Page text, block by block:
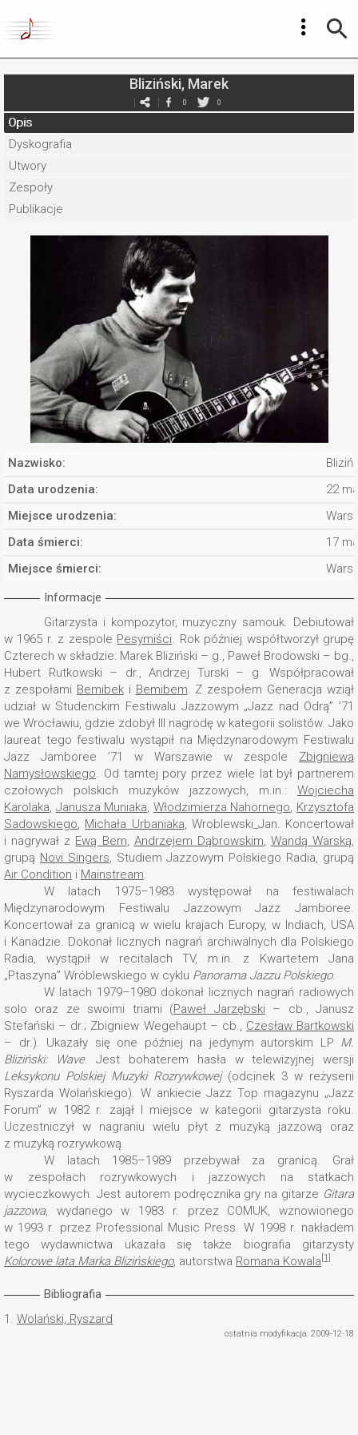
Bliziński, Marek
0 0
Opis
Dyskografia
Utwory
Zespoły
Publikacje
Nazwisko:
Data urodzenia:
22
Miejsce urodzenia:
Data śmierci:
17
Miejsce śmierci:
Informacje
Gitarzysta i kompozytor, muzyczny samouk. Debiutował
w 1965 r. z zespole Pesymiści. Rok później współtworzył grupę
Czterech w składzie: Marek Bliziński – g., Paweł Brodowski – bg.,
Hubert Rutkowski – dr., Andrzej Turski – g. Współpracował
z zespołami Bemibeki Bemibem. Z zespołem Generacja wziął
udział w Studenckim Festiwalu Jazzowym „Jazz nad Odrą” ’71
we Wrocławiu, gdzie zdobył III nagrodę w kategorii solistów. Jako
laureat tego festiwalu wystąpił na Międzynarodowym Festiwalu
Jazz Jamboree ’71 w Warszawie w zespole Zbigniewa
Namysłowskiego. Od tamtej pory przez wiele lat był partnerem
czołowych polskich muzyków jazzowych, m.in.: Wojciecha
Karolaka, Janusza Muniaka, Włodzimierza Nahornego, Krzysztofa
Sadowskiego, Michała Urbaniaka, Wroblewski_Jan. Koncertował
i nagrywał z Ewą Bem, Andrzejem Dąbrowskim, Wandą Warską,
grupą Novi Singers, Studiem Jazzowym Polskiego Radia, grupą
Air Condition i Mainstream.
W latach 1975–1983 występował na festiwalach
Międzynarodowym Festiwalu Jazzowym Jazz Jamboree.
Koncertował za granicą w wielu krajach Europy, w Indiach, USA
i Kanadzie. Dokonał licznych nagrań archiwalnych dla Polskiego
Radia, wystąpił w recitalach TV, m.in. z Kwartetem Jana
„Ptaszyna” Wróblewskiego w cyklu Panorama Jazzu Polskiego.
W latach 1979–1980 dokonał licznych nagrań radiowych
solo oraz ze swoimi triami (Paweł Jarzębski – cb., Janusz
Stefański – dr.; Zbigniew Wegehaupt – cb., Czesław Bartkowski
– dr.). Ukazały się one później na jedynym autorskim LP M.
Bliziński: Wave. Jest bohaterem hasła w telewizyjnej wersji
Leksykonu Polskiej Muzyki Rozrywkowej(odcinek 3 w reżyserii
Ryszarda Wolańskiego). W ankiecie Jazz Top magazynu „Jazz
Forum” w 1982 r. zajął I miejsce w kategorii gitarzysta roku.
Uczestniczył w nagraniu wielu płyt z muzyką jazzową oraz
z muzyką rozrywkową.
W latach 1985–1989 przebywał za granicą. Grał
w zespołach rozrywkowych i jazzowych na statkach
wycieczkowych. Jest autorem podręcznika gry na gitarze Gitara
jazzowa, wydanego w 1983 r. przez COMUK, wznowionego
w 1993 r. przez Professional Music Press. W 1998 r. nakładem
tego wydawnictwa ukazała się także biografia gitarzysty
Kolorowe lata Marka Blizińskiego, autorstwa Romana Kowala [1] .
Bibliografia
1. Wolański, Ryszard
ostatnia modyfikacja: 2009-12-18